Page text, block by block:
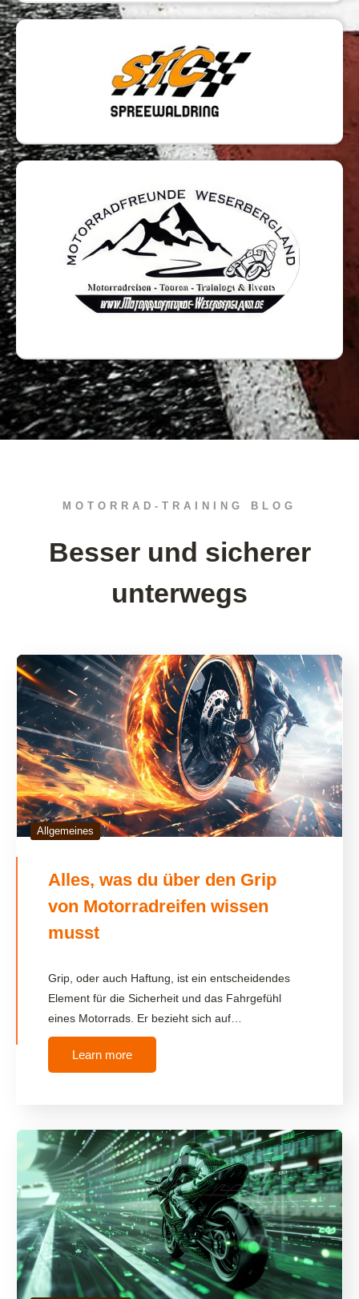
MOTORRAD-TRAINING BLOG
Besser und sicherer
unterwegs
Allgemeines
Alles, was du über den Grip
von Motorradreifen wissen
musst
Grip, oder auch Haftung, ist ein entscheidendes
Element für die Sicherheit und das Fahrgefühl
eines Motorrads. Er bezieht sich auf…
Learn more